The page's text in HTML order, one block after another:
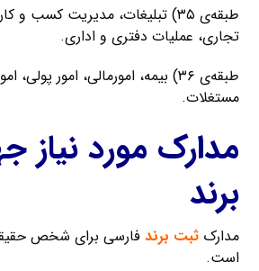
طبقه‌ی ۳۵) تبلیغات، مدیریت کسب و
تجاری، عملیات دفتری و اداری.
طبقه‌ی ۳۶) بیمه، امورمالی، امور
مستغلات.
مدارک مورد
برند
مدارکثبت برند فارسی برای شخص
است.